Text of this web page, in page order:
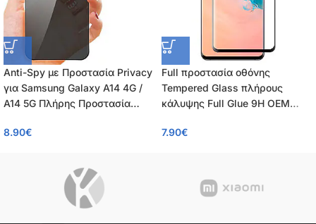
Anti-Spy με Προστασία Privacy
για Samsung Galaxy A14 4G /
A14 5G Πλήρης Προστασία
Κάλυψη 100%, OEM, 0.26mm
8.90€
Full προστασία οθόνης
Tempered Glass πλήρους
κάλυψης Full Glue 9H OEM
A14 4G / A14 5G
7.90€